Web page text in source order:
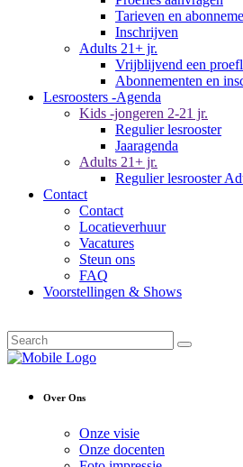
Tarieven en
Inschrijven
Adults 21+ jr.
Vrijblijvend een
Abonnementen en
Lesroosters -Agenda
Kids -jongeren 2-21 jr.
Regulier lesrooster
Jaaragenda
Adults 21+ jr.
Regulier lesrooster
Contact
Contact
Locatieverhuur
Vacatures
Steun ons
FAQ
Voorstellingen & Shows
Over Ons
Onze visie
Onze docenten